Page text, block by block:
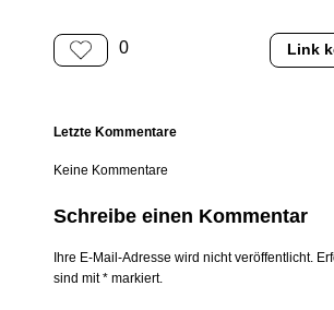
0 Link
Letzte Kommentare
Keine Kommentare
Schreibe einen Kommentar
Ihre E-Mail-Adresse wird nicht veröffentlicht.
sind mit * markiert.